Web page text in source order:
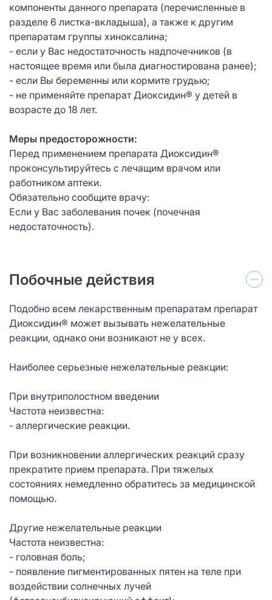
компоненты данного препарата (перечисленные в
разделе 6 листка-вкладыша), а также к другим
препаратам группы хиноксалина;
- если у Вас недостаточность надпочечников (в
настоящее время или была диагностирована ранее);
- если Вы беременны или кормите грудью;
- не применяйте препарат Диоксидин® у детей в
возрасте до 18 лет.
Меры предосторожности:
Перед применением препарата Диоксидин®
проконсультируйтесь с лечащим врачом или
работником аптеки.
Обязательно сообщите врачу:
Если у Вас заболевания почек (почечная
недостаточность).
Побочные действия
Подобно всем лекарственным препаратам препарат
Диоксидин® может вызывать нежелательные
реакции, однако они возникают не у всех.
Наиболее серьезные нежелательные реакции:
При внутриполостном введении
Частота неизвестна:
- аллергические реакции.
При возникновении аллергических реакций сразу
прекратите прием препарата. При тяжелых
состояниях немедленно обратитесь за медицинской
помощью.
Другие нежелательные реакции
Частота неизвестна:
- головная боль;
- появление пигментированных пятен на теле при
воздействии солнечных лучей